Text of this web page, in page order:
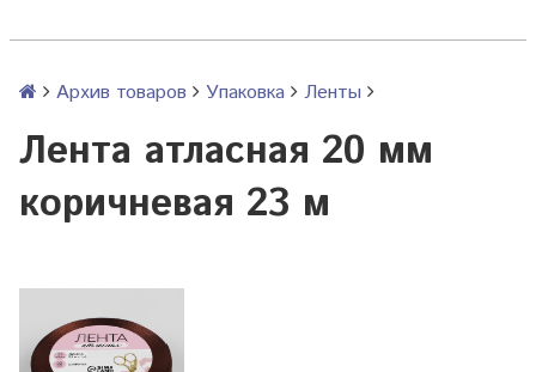
Архив товаров Упаковка Ленты
Лента атласная 20 мм
коричневая 23 м